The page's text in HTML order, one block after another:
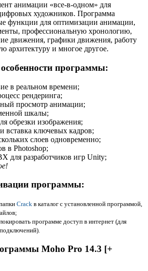
анимации «все-в-одном» для
художников. Программа
функции для оптимизации анимации,
профессиональную хронологию,
движения, графики движения, работу
архитектуру и многое другое.
программы:
в реальном времени;
рендеринга;
просмотр анимации;
шкалы;
обрезки изображения;
вставка ключевых кадров;
слоев одновременно;
в Photoshop;
для разработчиков игр Unity;
программы:
Crack в каталог с установленной программой,
программе доступ в интернет (для
Moho Pro 14.3 [+